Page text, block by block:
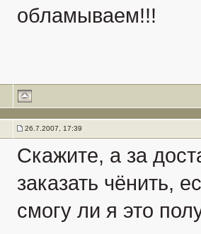
обламываем!!!
26.7.2007, 17:39
Скажите, а за
заказать чёнить,
смогу ли я это